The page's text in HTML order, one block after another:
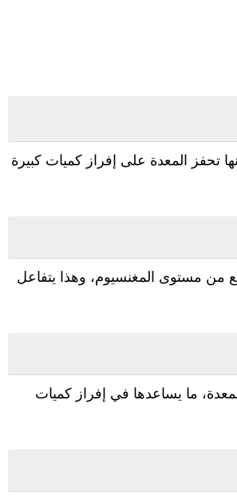
تحفز المعدة على إفراز كميات كبيرة
من مستوى المغنسيوم، وهذا يتفاعل
ما يساعدها في إفراز كميات